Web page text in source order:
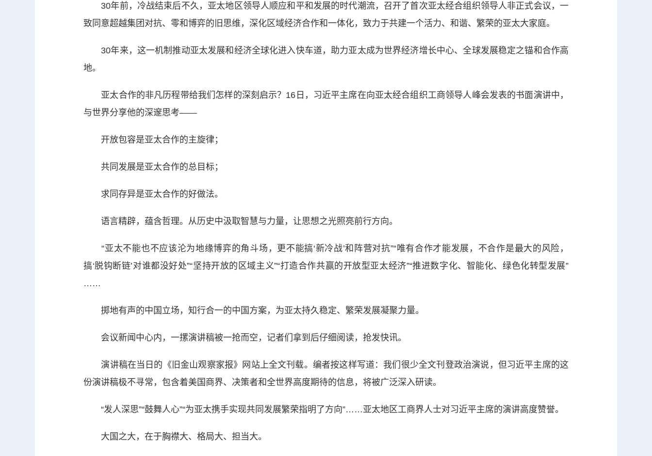
30年前，冷战结束后不久，亚太地区领导人顺应和平和发展的时代潮流，召开了首次亚太经合组织领导人非正式会议，一
致同意超越集团对抗、零和博弈的旧思维，深化区域经济合作和一体化，致力于共建一个活力、和谐、繁荣的亚太大家庭。
30年来，这一机制推动亚太发展和经济全球化进入快车道，助力亚太成为世界经济增长中心、全球发展稳定之锚和合作高
地。
亚太合作的非凡历程带给我们怎样的深刻启示？16日，习近平主席在向亚太经合组织工商领导人峰会发表的书面演讲中，
与世界分享他的深邃思考——
开放包容是亚太合作的主旋律；
共同发展是亚太合作的总目标；
求同存异是亚太合作的好做法。
语言精辟，蕴含哲理。从历史中汲取智慧与力量，让思想之光照亮前行方向。
“亚太不能也不应该沦为地缘博弈的角斗场，更不能搞‘新冷战’和阵营对抗”“唯有合作才能发展，不合作是最大的风险，
搞‘脱钩断链’对谁都没好处”“坚持开放的区域主义”“打造合作共赢的开放型亚太经济”“推进数字化、智能化、绿色化转型发展”
……
掷地有声的中国立场，知行合一的中国方案，为亚太持久稳定、繁荣发展凝聚力量。
会议新闻中心内，一摞演讲稿被一抢而空，记者们拿到后仔细阅读，抢发快讯。
演讲稿在当日的《旧金山观察家报》网站上全文刊载。编者按这样写道：我们很少全文刊登政治演说，但习近平主席的这
份演讲稿极不寻常，包含着美国商界、决策者和全世界高度期待的信息，将被广泛深入研读。
“发人深思”“鼓舞人心”“为亚太携手实现共同发展繁荣指明了方向”……亚太地区工商界人士对习近平主席的演讲高度赞誉。
大国之大，在于胸襟大、格局大、担当大。